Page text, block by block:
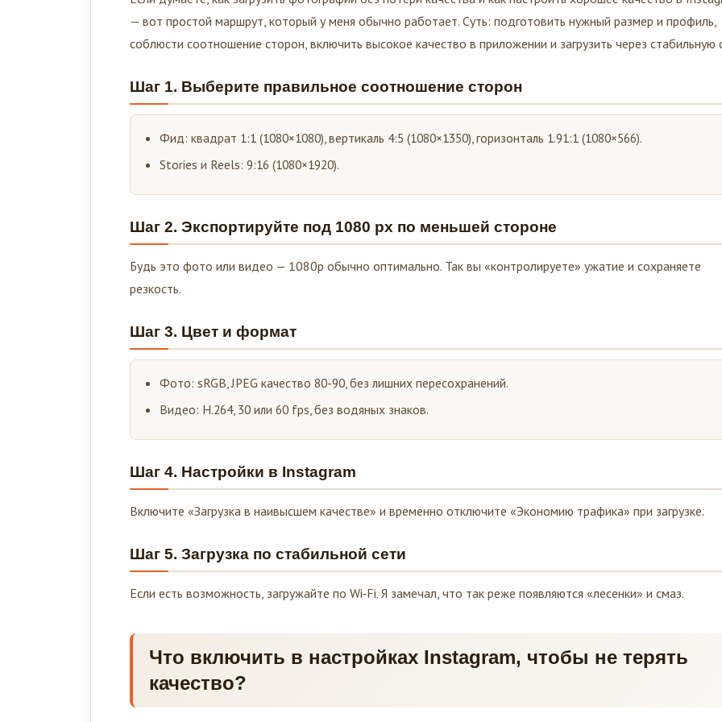
— вот простой маршрут, который у меня обычно работает. Суть: подготовить нужный размер и профиль,
соблюсти соотношение сторон, включить высокое качество в приложении и загрузить через стабильную
Шаг 1. Выберите правильное соотношение сторон
Фид: квадрат 1:1 (1080×1080), вертикаль 4:5 (1080×1350), горизонталь 1.91:1 (1080×566).
Stories и Reels: 9:16 (1080×1920).
Шаг 2. Экспортируйте под 1080 px по меньшей стороне
Будь это фото или видео — 1080p обычно оптимально. Так вы «контролируете» ужатие и сохраняете
резкость.
Шаг 3. Цвет и формат
Фото: sRGB, JPEG качество 80-90, без лишних пересохранений.
Видео: H.264, 30 или 60 fps, без водяных знаков.
Шаг 4. Настройки в Instagram
Включите «Загрузка в наивысшем качестве» и временно отключите «Экономию трафика» при загрузке.
Шаг 5. Загрузка по стабильной сети
Если есть возможность, загружайте по Wi‑Fi. Я замечал, что так реже появляются «лесенки» и смаз.
Что включить в настройках Instagram, чтобы не терять
качество?